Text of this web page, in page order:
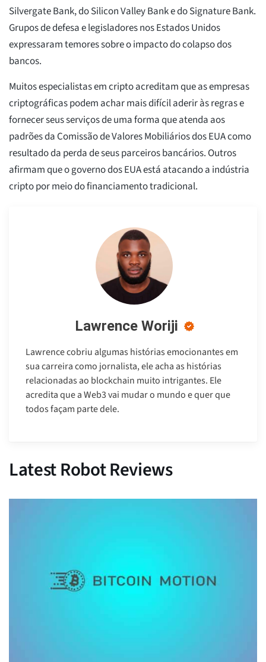
Silvergate Bank, do Silicon Valley Bank e do Signature Bank.
Grupos de defesa e legisladores nos Estados Unidos
expressaram temores sobre o impacto do colapso dos
bancos.
Muitos especialistas em cripto acreditam que as empresas
criptográficas podem achar mais difícil aderir às regras e
fornecer seus serviços de uma forma que atenda aos
padrões da Comissão de Valores Mobiliários dos EUA como
resultado da perda de seus parceiros bancários. Outros
afirmam que o governo dos EUA está atacando a indústria
cripto por meio do financiamento tradicional.
Lawrence Woriji
Lawrence cobriu algumas histórias emocionantes em
sua carreira como jornalista, ele acha as histórias
relacionadas ao blockchain muito intrigantes. Ele
acredita que a Web3 vai mudar o mundo e quer que
todos façam parte dele.
Latest Robot Reviews